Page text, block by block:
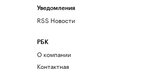
Уведомления
RSS Новости
РБК
О компании
Контактная